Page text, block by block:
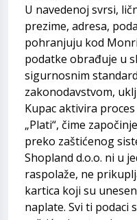
U navedenoj svrsi,
prezime, adresa,
pohranjuju kod
podatke obrađuje u
sigurnosnim
zakonodavstvom,
Kupac aktivira
„Plati“, čime
preko zaštićenog
Shopland d.o.o. ni u
raspolaže, ne
kartica koji su
naplate. Svi ti podaci